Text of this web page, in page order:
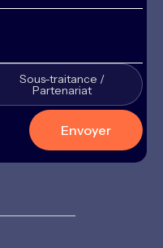
Sous-traitance /
Partenariat